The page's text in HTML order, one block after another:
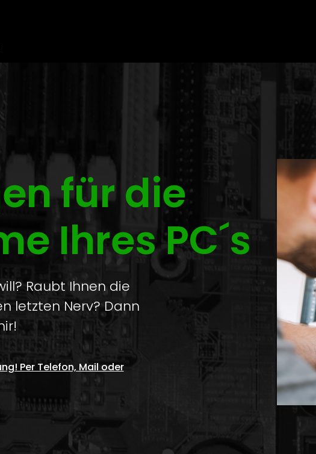
für die
Ihres PC´s
Raubt Ihnen die
letzten Nerv? Dann
Per Telefon, Mail oder